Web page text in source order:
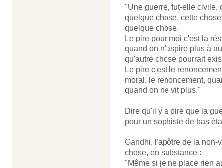
"Une guerre, fut-elle civile,
quelque chose, cette
quelque chose.
Le pire pour moi c'est la
quand on n'aspire plus à
qu'autre chose pourrait
Le pire c'est le
moral, le renoncement,
quand on ne vit plus."
Dire qu'il y a pire que la
pour un sophiste de bas
Gandhi, l'apôtre de la non-
chose, en substance :
"Même si je ne place rien